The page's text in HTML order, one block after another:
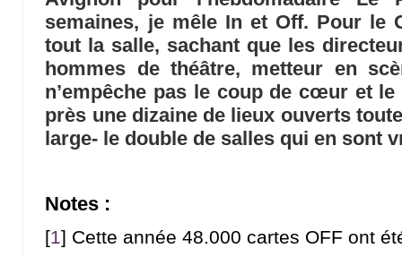
semaines, je mêle In et Off. Pour le
tout la salle, sachant que les
hommes de théâtre, metteur en
n’empêche pas le coup de cœur et
près une dizaine de lieux ouverts
large- le double de salles qui en sont
Notes :
[1] Cette année 48.000 cartes OFF ont